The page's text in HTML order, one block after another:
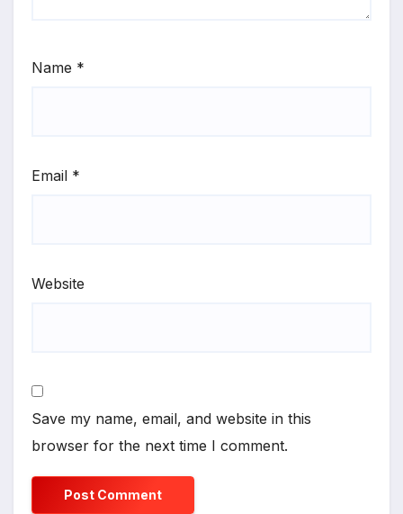
Name *
Email *
Website
Save my name, email, and website in this
browser for the next time I comment.